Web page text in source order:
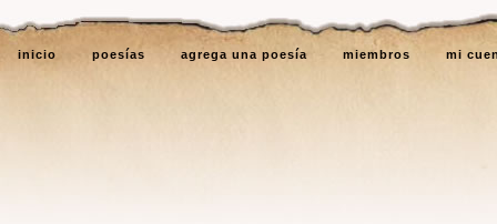
inicio poesías agrega una poesía miembros mi